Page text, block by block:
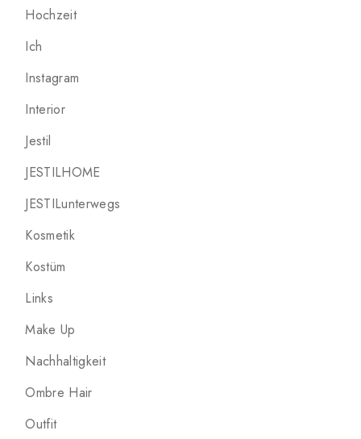
Hochzeit
Ich
Instagram
Interior
Jestil
JESTILHOME
JESTILunterwegs
Kosmetik
Kostüm
Links
Make Up
Nachhaltigkeit
Ombre Hair
Outfit